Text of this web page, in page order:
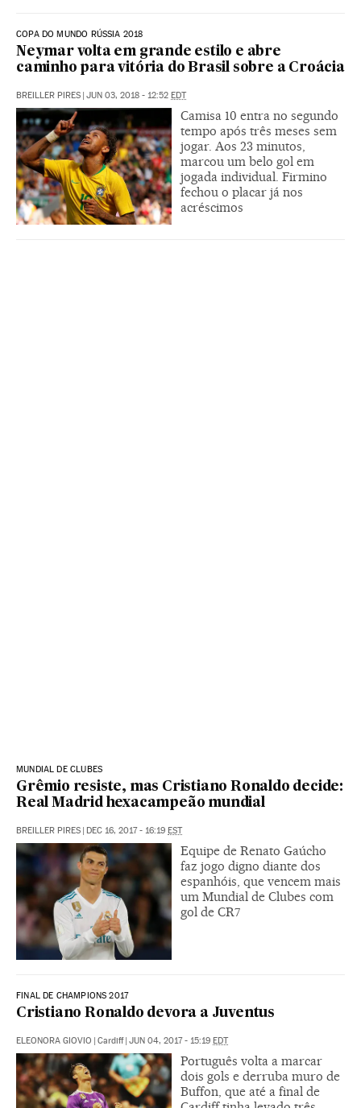
COPA DO MUNDO RÚSSIA 2018
Neymar volta em grande estilo e abre
caminho para vitória do Brasil sobre a Croácia
BREILLER PIRES | JUN 03, 2018 - 12:52 EDT
Camisa 10 entra no segundo
tempo após três meses sem
jogar. Aos 23 minutos,
marcou um belo gol em
jogada individual. Firmino
fechou o placar já nos
acréscimos
MUNDIAL DE CLUBES
Grêmio resiste, mas Cristiano Ronaldo decide:
Real Madrid hexacampeão mundial
BREILLER PIRES | DEC 16, 2017 - 16:19 EST
Equipe de Renato Gaúcho
faz jogo digno diante dos
espanhóis, que vencem mais
um Mundial de Clubes com
gol de CR7
FINAL DE CHAMPIONS 2017
Cristiano Ronaldo devora a Juventus
ELEONORA GIOVIO | Cardiff | JUN 04, 2017 - 15:19 EDT
Português volta a marcar
dois gols e derruba muro de
Buffon, que até a final de